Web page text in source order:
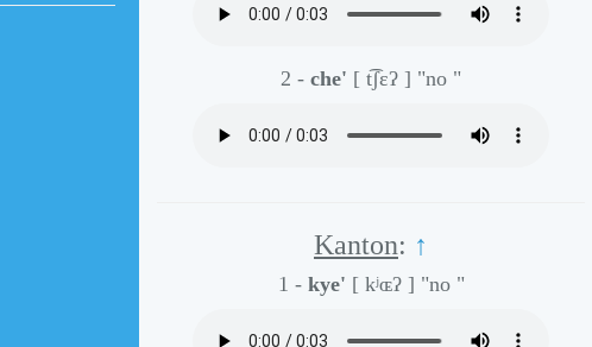
2 - che' [ t͡ʃɛʔ ] "no "
Kanton: ↑
1 - kye' [ kʲɶʔ ] "no "